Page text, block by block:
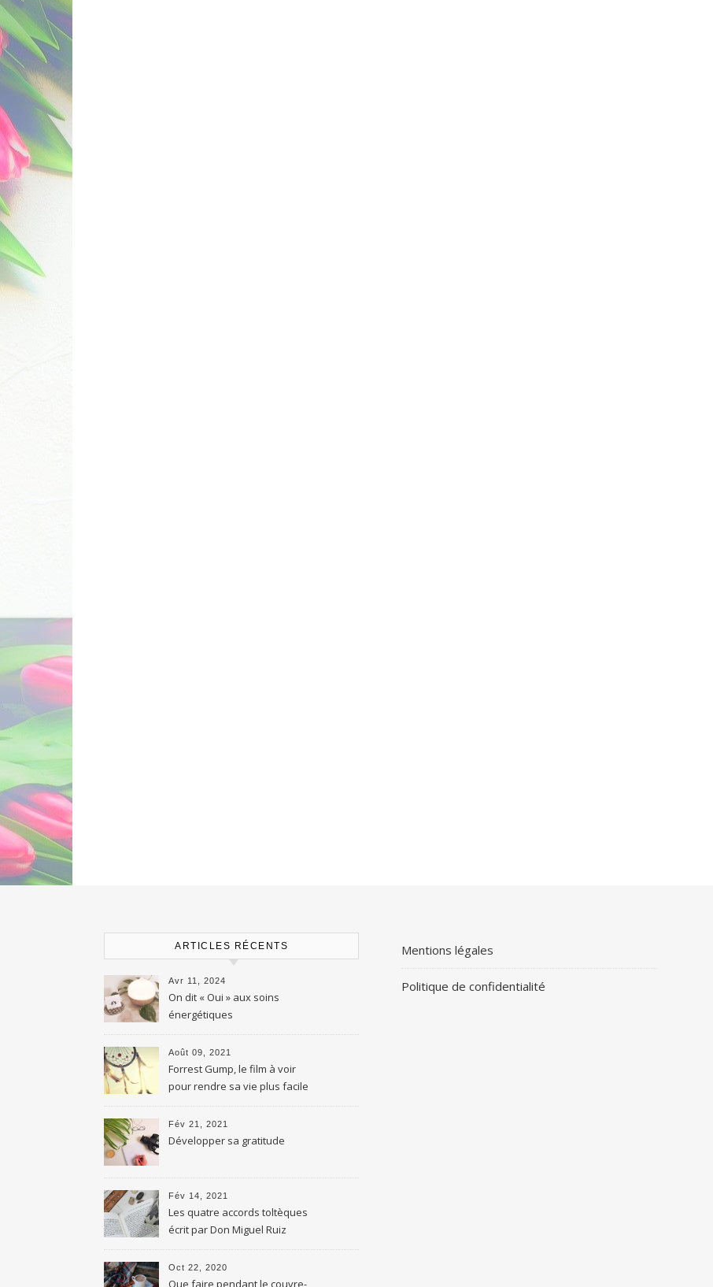
ARTICLES RÉCENTS
Avr 11, 2024
On dit « Oui » aux soins
énergétiques
Août 09, 2021
Forrest Gump, le film à voir
pour rendre sa vie plus facile
Fév 21, 2021
Développer sa gratitude
Fév 14, 2021
Les quatre accords toltèques
écrit par Don Miguel Ruiz
Oct 22, 2020
Que faire pendant le couvre-
Mentions légales
Politique de confidentialité